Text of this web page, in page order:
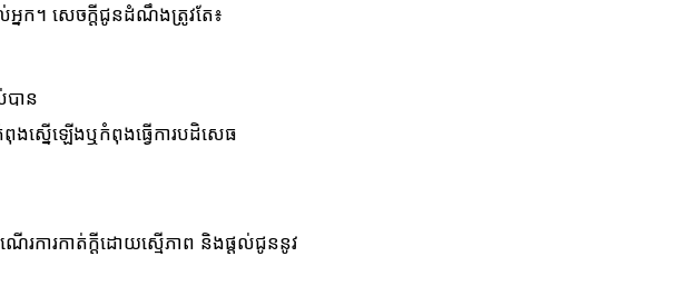
នក។ សេចក្តីជូនដំណឹងត្រូវតែ៖
បាន
ស្នើឡើងឬកំពុងធ្វើការបដិសេធ
រការកាត់ក្ដីដោយស្មើភាព និងផ្តល់ជូននូវ